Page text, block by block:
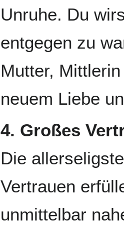
Unruhe. Du
entgegen zu
Mutter,
neuem Liebe
4. Großes
Die
Vertrauen
unmittelbar